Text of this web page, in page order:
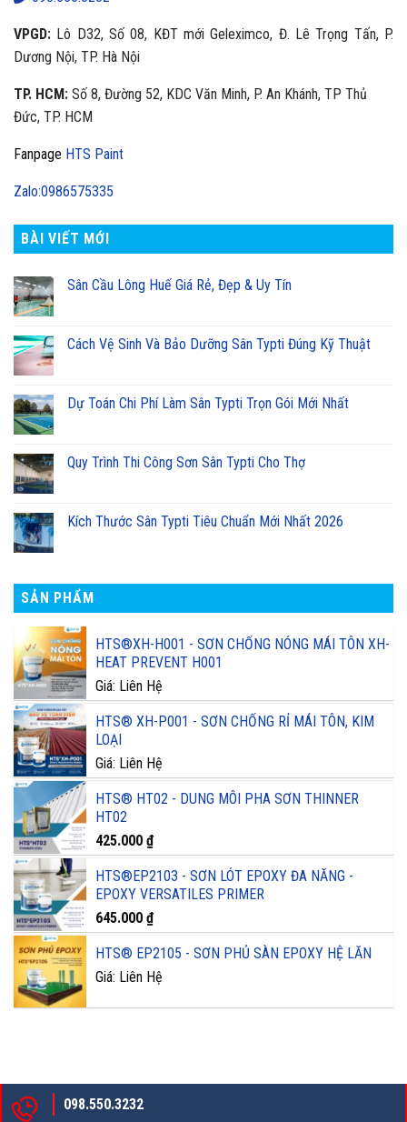
VPGD: Lô D32, Số 08, KĐT mới Geleximco, Đ. Lê Trọng Tấn, P.
Dương Nội, TP. Hà Nội
TP. HCM: Số 8, Đường 52, KDC Văn Minh, P. An Khánh, TP Thủ
Đức, TP. HCM
Fanpage HTS Paint
Zalo:0986575335
BÀI VIẾT MỚI
Sân Cầu Lông Huế Giá Rẻ, Đẹp & Uy Tín
Cách Vệ Sinh Và Bảo Dưỡng Sân Typti Đúng Kỹ Thuật
Dự Toán Chi Phí Làm Sân Typti Trọn Gói Mới Nhất
Quy Trình Thi Công Sơn Sân Typti Cho Thợ
Kích Thước Sân Typti Tiêu Chuẩn Mới Nhất 2026
SẢN PHẨM
HTS®XH-H001 - SƠN CHỐNG NÓNG MÁI TÔN XH-
HEAT PREVENT H001
Giá: Liên Hệ
HTS® XH-P001 - SƠN CHỐNG RỈ MÁI TÔN, KIM
LOẠI
Giá: Liên Hệ
HTS® HT02 - DUNG MÔI PHA SƠN THINNER
HT02
425.000 ₫
HTS®EP2103 - SƠN LÓT EPOXY ĐA NĂNG -
EPOXY VERSATILES PRIMER
645.000 ₫
HTS® EP2105 - SƠN PHỦ SÀN EPOXY HỆ LĂN
Giá: Liên Hệ
098.550.3232